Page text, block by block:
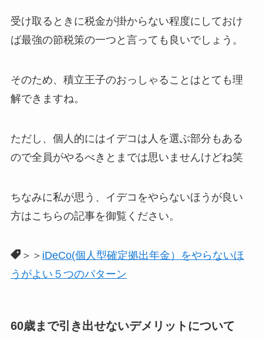
受け取るときに税金が掛からない程度にしておけ
ば最強の節税策の一つと言っても良いでしょう。
そのため、積立王子のおっしゃることはとても理
解できますね。
ただし、個人的にはイデコは人を選ぶ部分もある
ので全員がやるべきとまでは思いませんけどね笑
ちなみに私が思う、イデコをやらないほうが良い
方はこちらの記事を御覧ください。
＞＞ iDeCo(個人型確定拠出年金）をやらないほ
うがよい５つのパターン
60歳まで引き出せないデメリットについて